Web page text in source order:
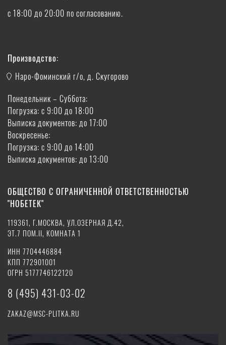
с 18:00 до 20:00 по согласованию.
Производство:
Наро-Фоминский г/о, д. Скугорово
Понедельник – Суббота:
Погрузка: с 9:00 до 18:00
Выписка документов: до 17:00
Воскресенье:
Погрузка: с 9:00 до 14:00
Выписка документов: до 13:00
ОБЩЕСТВО С ОГРАНИЧЕННОЙ ОТВЕТСТВЕННОСТЬЮ
"НОБЕТЕК"
119361, Г.МОСКВА, УЛ.ОЗЕРНАЯ Д.42,
ЭТ.7 ПОМ.II, КОМНАТА 1
ИНН 7704446884
КПП 772901001
ОГРН 5177746122120
8 (495) 431-03-02
ZAKAZ@MSC-PLITKA.RU